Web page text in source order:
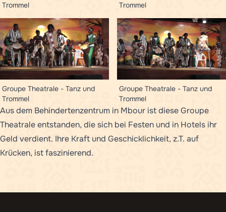
Trommel
Trommel
Groupe Theatrale - Tanz und
Trommel
Groupe Theatrale - Tanz und
Trommel
Aus dem Behindertenzentrum in Mbour ist diese Groupe
Theatrale entstanden, die sich bei Festen und in Hotels ihr
Geld verdient. Ihre Kraft und Geschicklichkeit, z.T. auf
Krücken, ist faszinierend.